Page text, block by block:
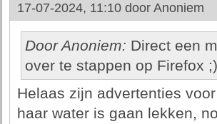
17-07-2024, 11:10 door Anoniem
Door Anoniem: Direct een
over te stappen op Firefox ;)
Helaas zijn advertenties
haar water is gaan lekken,